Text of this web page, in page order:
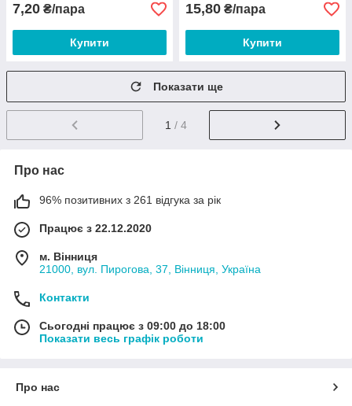
7,20 ₴/пара
Купити
15,80 ₴/пара
Купити
Показати ще
1 / 4
Про нас
96% позитивних з 261 відгука за рік
Працює з 22.12.2020
м. Вінниця
21000, вул. Пирогова, 37, Вінниця, Україна
Контакти
Сьогодні працює з 09:00 до 18:00
Показати весь графік роботи
Про нас